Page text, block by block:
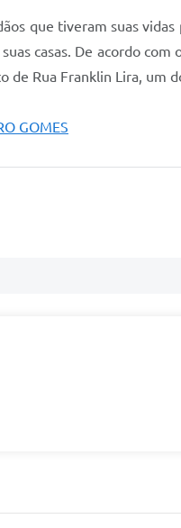
que tiveram suas
casas. De acordo com
Rua Franklin Lira, um
GOMES